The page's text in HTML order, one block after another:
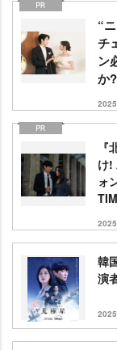
“
チ
ン
か
け!
ォ
韓
演